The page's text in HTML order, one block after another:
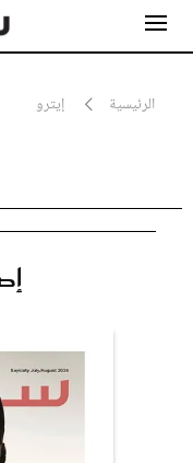
الرئيسية إيترو
جمال
صحة ورشاقة